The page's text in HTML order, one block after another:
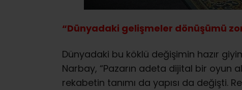
“Dünyadaki gelişmeler dönüşümü
Dünyadaki bu köklü değişimin hazır
Narbay, “Pazarın adeta dijital bir oyun
rekabetin tanımı da yapısı da değişti.